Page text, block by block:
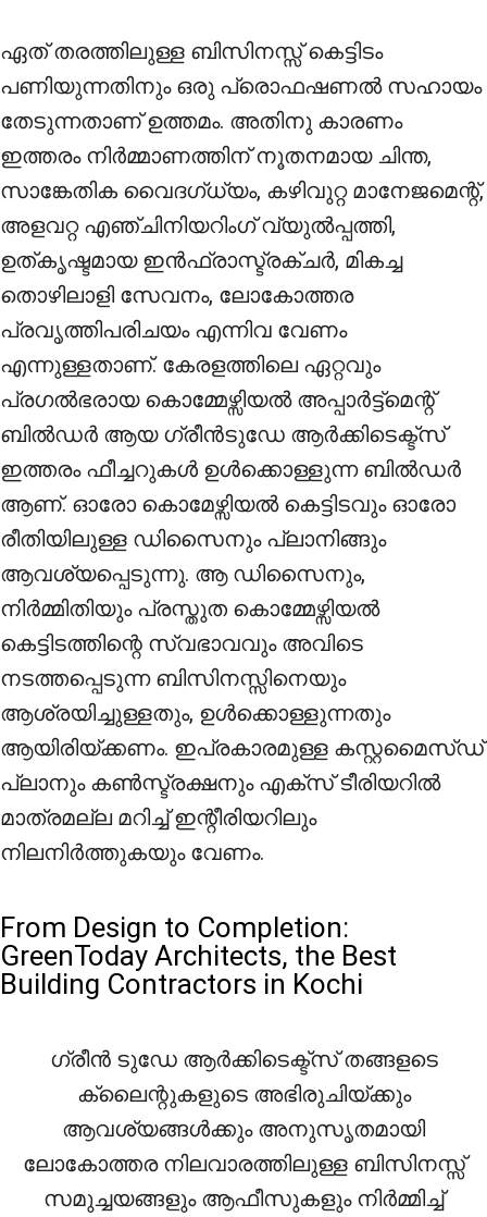
ഏത് തരത്തിലുള്ള ബിസിനസ്സ് കെട്ടിടം
പണിയുന്നതിനും ഒരു പ്രൊഫഷണൽ സഹായം
തേടുന്നതാണ് ഉത്തമം. അതിനു കാരണം
ഇത്തരം നിർമ്മാണത്തിന് നൂതനമായ ചിന്ത,
സാങ്കേതിക വൈദഗ്ധ്യം, കഴിവുറ്റ മാനേജമെന്റ്,
അളവറ്റ എഞ്ചിനിയറിംഗ് വ്യുൽപ്പത്തി,
ഉത്കൃഷ്ടമായ ഇൻഫ്രാസ്ട്രക്ചർ, മികച്ച
തൊഴിലാളി സേവനം, ലോകോത്തര
പ്രവൃത്തിപരിചയം എന്നിവ വേണം
എന്നുള്ളതാണ്. കേരളത്തിലെ ഏറ്റവും
പ്രഗൽഭരായ കൊമ്മേഴ്സിയൽ അപ്പാർട്ട്മെന്റ്
ബിൽഡർ ആയ ഗ്രീൻടുഡേ ആർക്കിടെക്ട്സ്
ഇത്തരം ഫീച്ചറുകൾ ഉൾക്കൊള്ളുന്ന ബിൽഡർ
ആണ്. ഓരോ കൊമേഴ്സിയൽ കെട്ടിടവും ഓരോ
രീതിയിലുള്ള ഡിസൈനും പ്ലാനിങ്ങും
ആവശ്യപ്പെടുന്നു. ആ ഡിസൈനും,
നിർമ്മിതിയും പ്രസ്തുത കൊമ്മേഴ്സിയൽ
കെട്ടിടത്തിന്റെ സ്വഭാവവും അവിടെ
നടത്തപ്പെടുന്ന ബിസിനസ്സിനെയും
ആശ്രയിച്ചുള്ളതും, ഉൾക്കൊള്ളുന്നതും
ആയിരിയ്ക്കണം. ഇപ്രകാരമുള്ള കസ്റ്റമൈസ്ഡ്
പ്ലാനും കൺസ്ട്രക്ഷനും എക്സ് ടീരിയറിൽ
മാത്രമല്ല മറിച്ച് ഇന്റീരിയറിലും
നിലനിർത്തുകയും വേണം.
From Design to Completion:
GreenToday Architects, the Best
Building Contractors in Kochi
ഗ്രീൻ ടുഡേ ആർക്കിടെക്ട്സ് തങ്ങളടെ
ക്ലൈന്റുകളുടെ അഭിരുചിയ്ക്കും
ആവശ്യങ്ങൾക്കും അനുസൃതമായി
ലോകോത്തര നിലവാരത്തിലുള്ള ബിസിനസ്സ്
സമുച്ചയങ്ങളും ആഫീസുകളും നിർമ്മിച്ച്